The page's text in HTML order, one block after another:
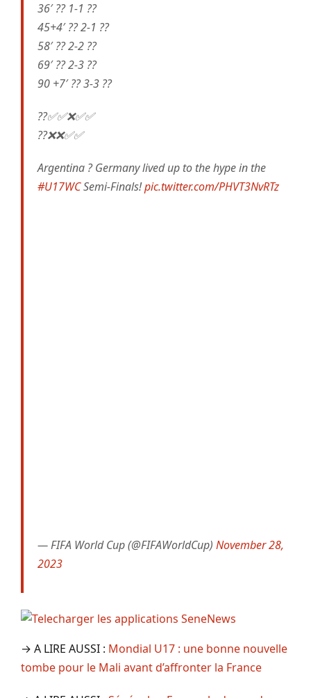
36′ ?? 1-1 ??
45+4′ ?? 2-1 ??
58′ ?? 2-2 ??
69′ ?? 2-3 ??
90 +7′ ?? 3-3 ??
??✅✅❌✅✅
??❌❌✅✅
Argentina ? Germany lived up to the hype in the
#U17WCSemi-Finals!pic.twitter.com/PHVT3NvRTz
— FIFA World Cup (@FIFAWorldCup) November 28,
2023
→ A LIRE AUSSI : Mondial U17 : une bonne nouvelle
tombe pour le Mali avant d’affronter la France